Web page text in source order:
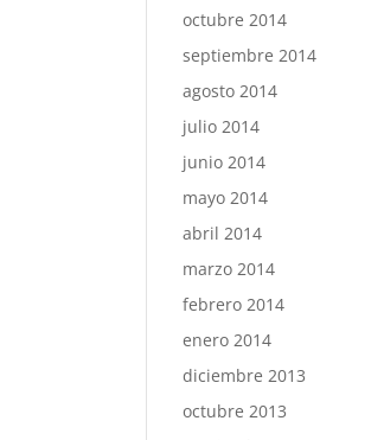
octubre 2014
septiembre 2014
agosto 2014
julio 2014
junio 2014
mayo 2014
abril 2014
marzo 2014
febrero 2014
enero 2014
diciembre 2013
octubre 2013